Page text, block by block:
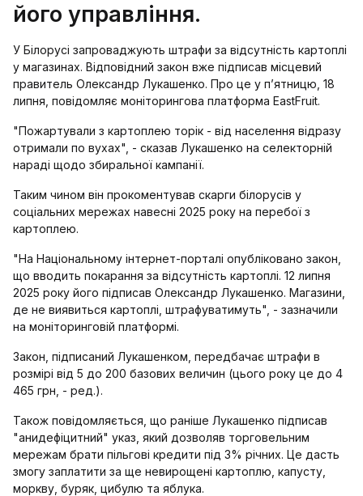
його управління.
У Білорусі запроваджують штрафи за відсутність картоплі
у магазинах. Відповідний закон вже підписав місцевий
правитель Олександр Лукашенко. Про це у п’ятницю, 18
липня, повідомляє моніторингова платформа EastFruit.
"Пожартували з картоплею торік - від населення відразу
отримали по вухах", - сказав Лукашенко на селекторній
нараді щодо збиральної кампанії.
Таким чином він прокоментував скарги білорусів у
соціальних мережах навесні 2025 року на перебої з
картоплею.
"На Національному інтернет-порталі опубліковано закон,
що вводить покарання за відсутність картоплі. 12 липня
2025 року його підписав Олександр Лукашенко. Магазини,
де не виявиться картоплі, штрафуватимуть", - зазначили
на моніторинговій платформі.
Закон, підписаний Лукашенком, передбачає штрафи в
розмірі від 5 до 200 базових величин (цього року це до 4
465 грн, - ред.).
Також повідомляється, що раніше Лукашенко підписав
"анидефіцитний" указ, який дозволяв торговельним
мережам брати пільгові кредити під 3% річних. Це дасть
змогу заплатити за ще невирощені картоплю, капусту,
моркву, буряк, цибулю та яблука.